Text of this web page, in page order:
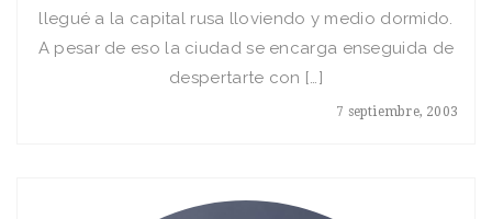
7 septiembre, 2003
llegué a la capital rusa lloviendo y medio dormido.
A pesar de eso la ciudad se encarga enseguida de
despertarte con […]